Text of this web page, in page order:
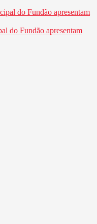
do Fundão apresentam
do Fundão apresentam